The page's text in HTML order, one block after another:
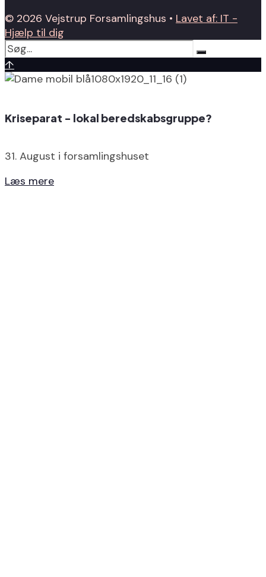
© 2026 Vejstrup Forsamlingshus • Lavet af: IT -
Hjælp til dig
↑
Kriseparat - lokal beredskabsgruppe?
31. August i forsamlingshuset
Læs mere